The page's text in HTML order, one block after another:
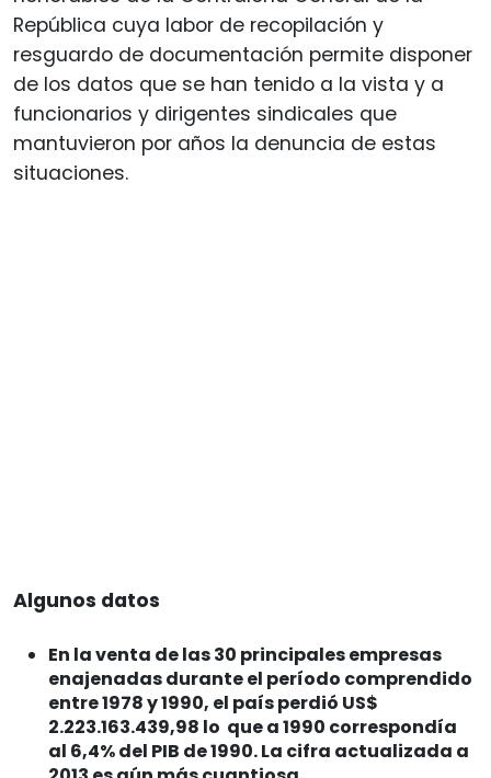
República cuya labor de recopilación y
resguardo de documentación permite disponer
de los datos que se han tenido a la vista y a
funcionarios y dirigentes sindicales que
mantuvieron por años la denuncia de estas
situaciones.
Algunos datos
En la venta de las 30 principales empresas
enajenadas durante el período comprendido
entre 1978 y 1990, el país perdió US$
2.223.163.439,98 lo que a 1990 correspondía
al 6,4% del PIB de 1990.La cifra actualizada a